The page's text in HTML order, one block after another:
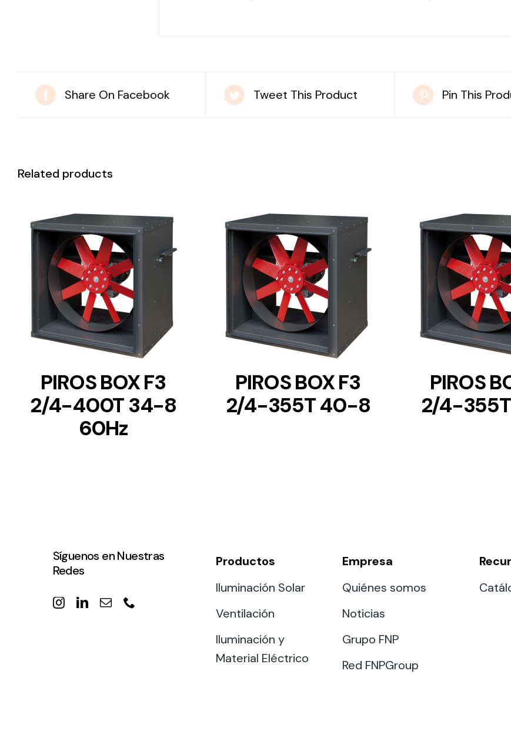
Share On Facebook Tweet This Product Pin This
Related products
DETAILS
PIROS BOX F3
2/4-400T 34-8
60Hz
DETAILS
PIROS BOX F3
2/4-355T 40-8
DETAILS
PIROS
2/4-
Síguenos en Nuestras
Redes
Productos
Iluminación Solar
Ventilación
Iluminación y
Material Eléctrico
Empresa
Quiénes somos
Noticias
Grupo FNP
Red FNPGroup